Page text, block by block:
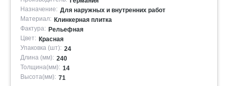
Назначение: Для наружных и внутренних работ
Материал: Клинкерная плитка
Фактура: Рельефная
Цвет: Красная
Упаковка (шт): 24
Длина (мм): 240
Толщина(мм): 14
Высота(мм): 71